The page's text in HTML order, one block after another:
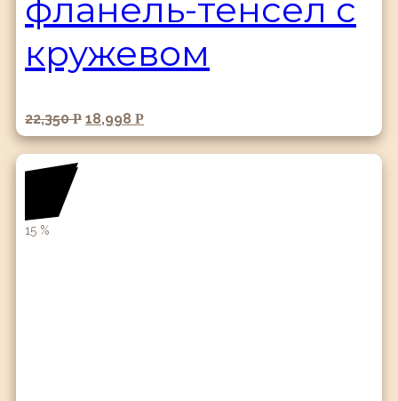
фланель-тенсел с
кружевом
22,350Р 18,998 Р
15 %